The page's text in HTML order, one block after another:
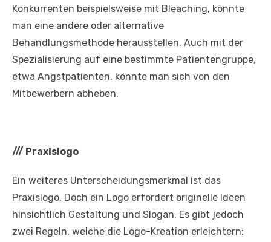
Konkurrenten beispielsweise mit Bleaching, könnte
man eine andere oder alternative
Behandlungsmethode herausstellen. Auch mit der
Spezialisierung auf eine bestimmte Patientengruppe,
etwa Angstpatienten, könnte man sich von den
Mitbewerbern abheben.
/// Praxislogo
Ein weiteres Unterscheidungsmerkmal ist das
Praxislogo. Doch ein Logo erfordert originelle Ideen
hinsichtlich Gestaltung und Slogan. Es gibt jedoch
zwei Regeln, welche die Logo-Kreation erleichtern: